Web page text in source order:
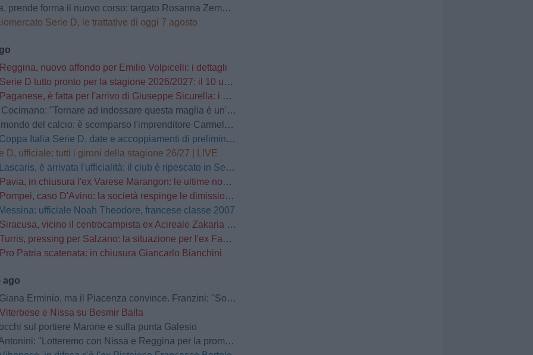
forma il nuovo corso: targato Rosanna Zema la conferenza stampa
Serie D, le trattative di oggi 7 agosto
Reggina, nuovo affondo per Emilio Volpicelli: i dettagli
Serie D tutto pronto per la stagione 2026/2027: il 10 usciranno i calendari
Paganese, è fatta per l'arrivo di Giuseppe Sicurella: i dettagli
"Tornare ad indossare questa maglia è un'emozione fortissima. Mi ha convinto la serietà della società"
del calcio: è scomparso l'imprenditore Carmelo Cogliandro
Coppa Italia Serie D, date e accoppiamenti di preliminari e primo turno
D, ufficiale: tutti i gironi della stagione 26/27 | LIVE
Lascaris, è arrivata l'ufficialità: il club è ripescato in Serie D
Pavia, in chiusura l'ex Varese Marangon: le ultime novità
Pompei, caso D'Avino: la società respinge le dimissioni del Direttore Generale
Messina: ufficiale Noah Theodore, francese classe 2007
Siracusa, vicino il centrocampista ex Acireale Zakaria Daqoune
Turris, pressing per Salzano: la situazione per l'ex Fasano
Pro Patria scatenata: in chiusura Giancarlo Bianchini
ago
Erminio, ma il Piacenza convince. Franzini: "Soddisfatto della prestazione"
Viterbese e Nissa su Besmir Balla
sul portiere Marone e sulla punta Galesio
"Lotteremo con Nissa e Reggina per la promozione"